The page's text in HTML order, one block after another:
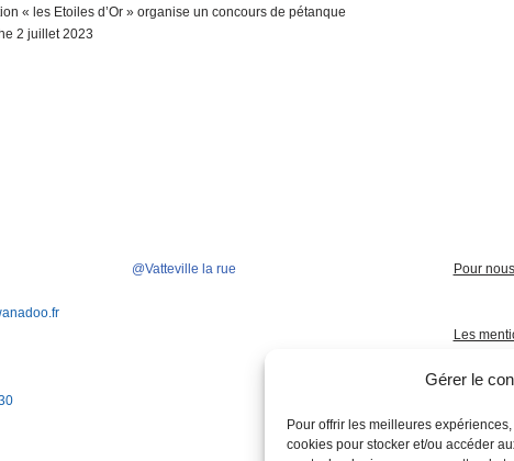
Gérer le
Pour offrir les meilleures
cookies pour stocker et/ou accéder
« les Etoiles d’Or » organise un concours de pétanque
2 juillet 2023
@Vatteville la rue Pour
Les